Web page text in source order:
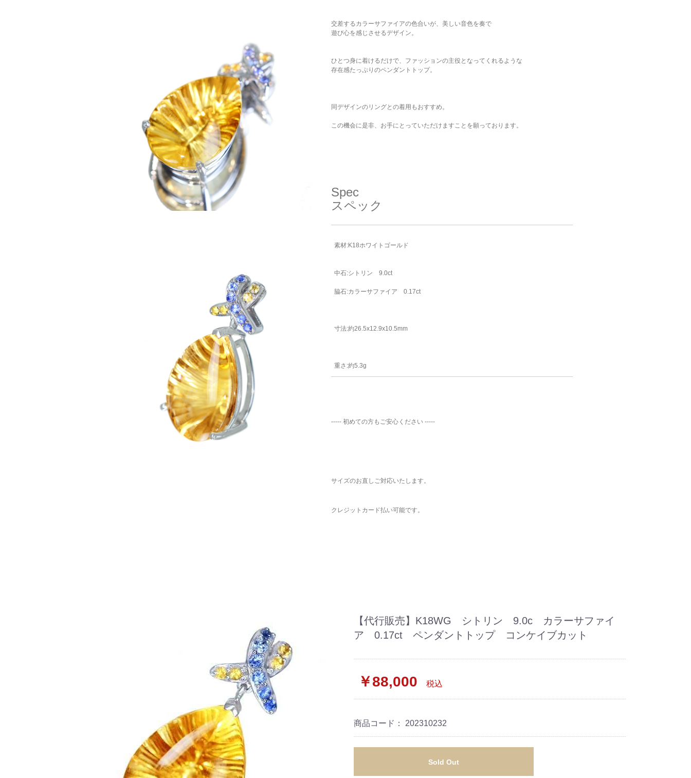
交差するカラーサファイアの色合いが、美しい音色を奏で
遊び心を感じさせるデザイン。
ひとつ身に着けるだけで、ファッションの主役となってくれるような
存在感たっぷりのペンダントトップ。
同デザインのリングとの着用もおすすめ。
この機会に是非、お手にとっていただけますことを願っております。
Spec
スペック
素材:K18ホワイトゴールド
中石:シトリン 9.0ct
脇石:カラーサファイア 0.17ct
寸法:約26.5x12.9x10.5mm
重さ:約5.3g
----- 初めての方もご安心ください -----
サイズのお直しご対応いたします。
クレジットカード払い可能です。
【代行販売】K18WG シトリン 9.0c カラーサファイ
ア 0.17ct ペンダントトップ コンケイブカット
￥88,000 税込
商品コード： 202310232
Sold Out
ご注文手続き